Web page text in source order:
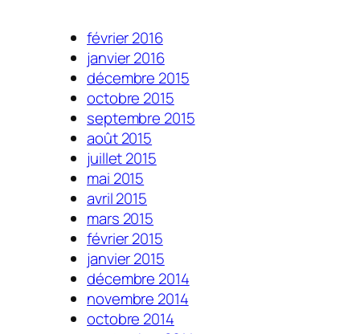
février 2016
janvier 2016
décembre 2015
octobre 2015
septembre 2015
août 2015
juillet 2015
mai 2015
avril 2015
mars 2015
février 2015
janvier 2015
décembre 2014
novembre 2014
octobre 2014